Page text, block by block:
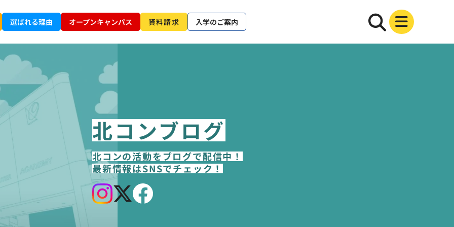
選ばれる理由 オープンキャンパス 資料請求 入学のご案内
北コンブログ
北コンの活動をブログで配信中！
最新情報はSNSでチェック！